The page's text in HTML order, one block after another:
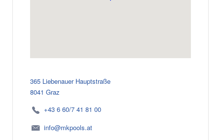
365 Liebenauer Hauptstraße
8041 Graz
+43 6 60/7 41 81 00
info@mkpools.at